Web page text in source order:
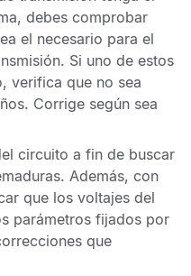
debes comprobar
el necesario para el
Si uno de estos
verifica que no sea
Corrige según sea
circuito a fin de buscar
Además, con
que los voltajes del
parámetros fijados por
que